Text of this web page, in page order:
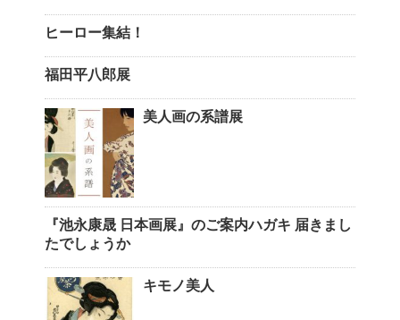
ヒーロー集結！
福田平八郎展
美人画の系譜展
『池永康晟 日本画展』のご案内ハガキ 届きまし
たでしょうか
キモノ美人